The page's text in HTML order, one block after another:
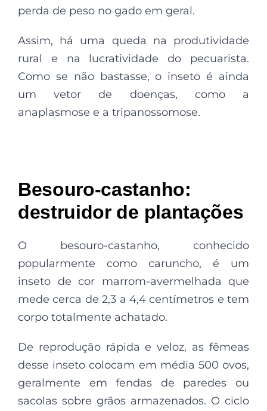
perda de peso no gado em geral.
Assim, há uma queda na produtividade
rural e na lucratividade do pecuarista.
Como se não bastasse, o inseto é ainda
um vetor de doenças, como a
anaplasmose e a tripanossomose.
Besouro-castanho:
destruidor de plantações
O besouro-castanho, conhecido
popularmente como caruncho, é um
inseto de cor marrom-avermelhada que
mede cerca de 2,3 a 4,4 centímetros e tem
corpo totalmente achatado.
De reprodução rápida e veloz, as fêmeas
desse inseto colocam em média 500 ovos,
geralmente em fendas de paredes ou
sacolas sobre grãos armazenados. O ciclo